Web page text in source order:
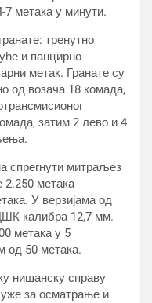
7 метака у минути.
тренутно
и панцирно-
метак. Гранате су
од возача 18 комада,
затим 2 лево и 4
спрегнути митраљез
2.250 метака
У верзијама од
калибра 12,7 мм.
метака у 5
од 50 метака.
нишанску справу
за осматрање и